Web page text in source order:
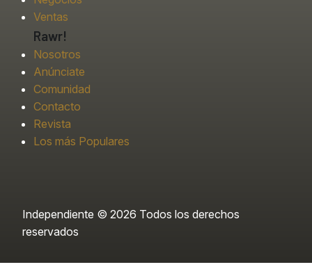
Ventas
Rawr!
Nosotros
Anúnciate
Comunidad
Contacto
Revista
Los más Populares
Independiente © 2026 Todos los derechos
reservados